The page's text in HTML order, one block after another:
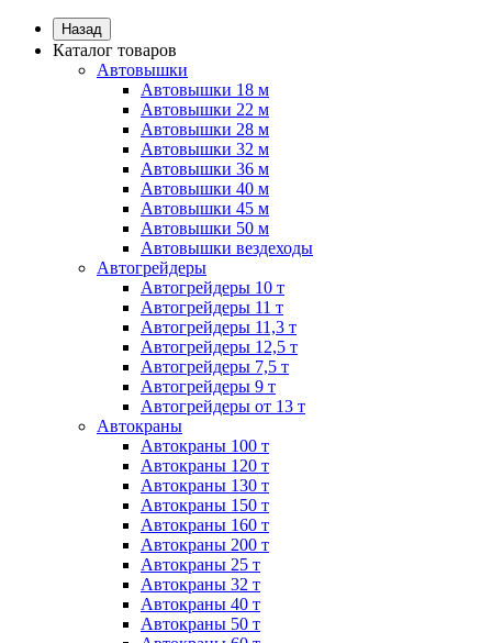
Назад
Каталог товаров
Автовышки
Автовышки 18 м
Автовышки 22 м
Автовышки 28 м
Автовышки 32 м
Автовышки 36 м
Автовышки 40 м
Автовышки 45 м
Автовышки 50 м
Автовышки вездеходы
Автогрейдеры
Автогрейдеры 10 т
Автогрейдеры 11 т
Автогрейдеры 11,3 т
Автогрейдеры 12,5 т
Автогрейдеры 7,5 т
Автогрейдеры 9 т
Автогрейдеры от 13 т
Автокраны
Автокраны 100 т
Автокраны 120 т
Автокраны 130 т
Автокраны 150 т
Автокраны 160 т
Автокраны 200 т
Автокраны 25 т
Автокраны 32 т
Автокраны 40 т
Автокраны 50 т